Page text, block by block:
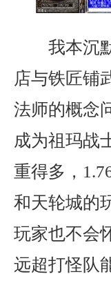
我本沉
店与铁匠铺
法师的概念
成为祖玛战
重得多，
和天轮城的
玩家也不会
远超打怪队